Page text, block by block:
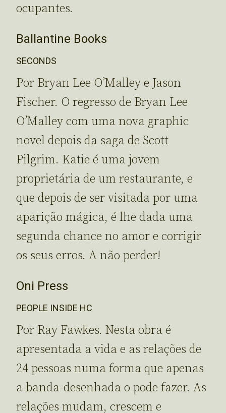
ocupantes.
Ballantine Books
SECONDS
Por Bryan Lee O’Malley e Jason
Fischer. O regresso de Bryan Lee
O’Malley com uma nova graphic
novel depois da saga de Scott
Pilgrim. Katie é uma jovem
proprietária de um restaurante, e
que depois de ser visitada por uma
aparição mágica, é lhe dada uma
segunda chance no amor e corrigir
os seus erros. A não perder!
Oni Press
PEOPLE INSIDE HC
Por Ray Fawkes. Nesta obra é
apresentada a vida e as relações de
24 pessoas numa forma que apenas
a banda-desenhada o pode fazer. As
relações mudam, crescem e